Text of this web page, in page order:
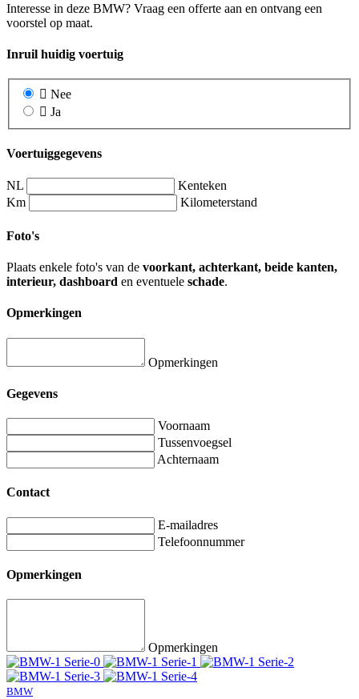
Interesse in deze BMW? Vraag een offerte aan en ontvang een
voorstel op maat.
Inruil huidig voertuig
Nee
Ja
Voertuiggegevens
NL
Kenteken
Km
Kilometerstand
Foto's
Plaats enkele foto's van de voorkant, achterkant, beide kanten,
interieur, dashboard en eventuele schade.
Opmerkingen
Opmerkingen
Gegevens
Voornaam
Tussenvoegsel
Achternaam
Contact
E-mailadres
Telefoonnummer
Opmerkingen
Opmerkingen
BMW